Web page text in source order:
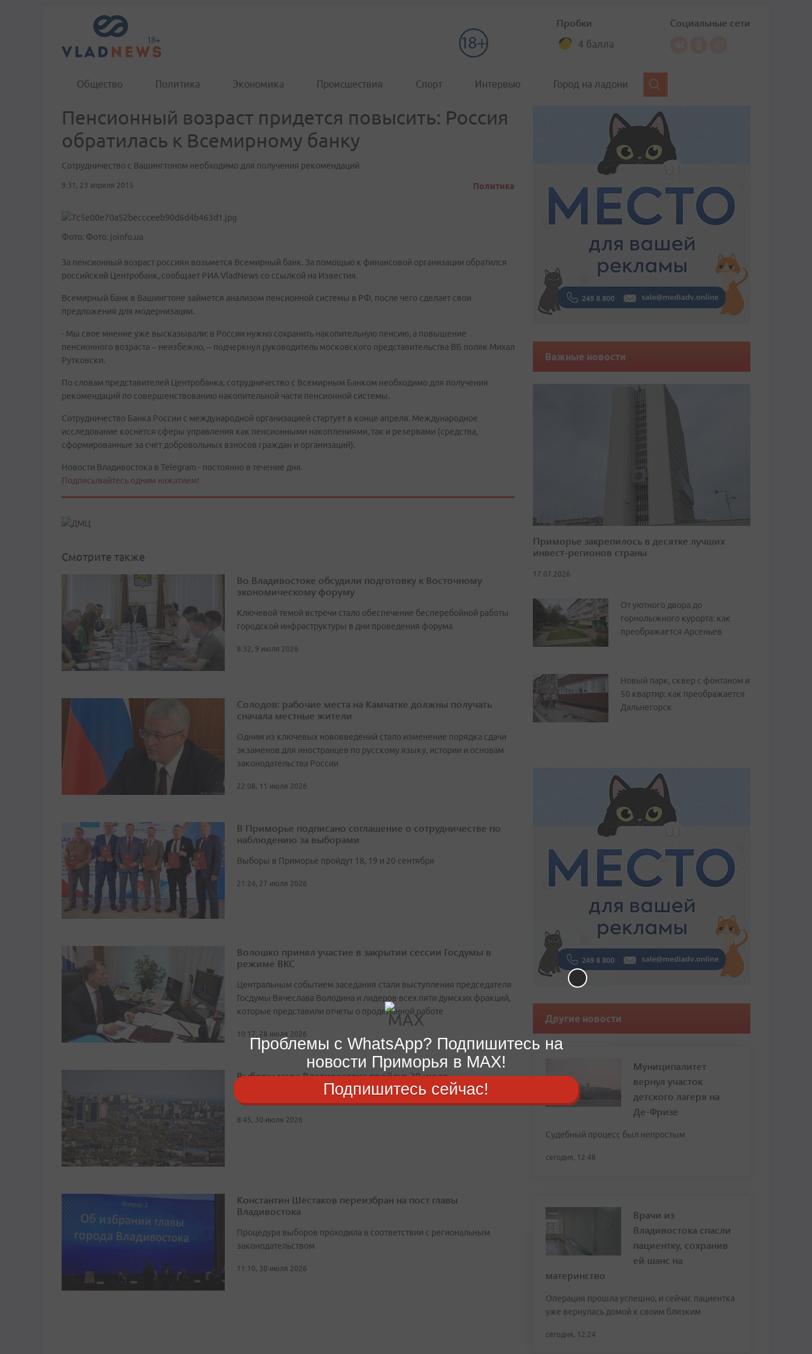
Пробки
4 балла
Социальные сети
Общество Политика Экономика Происшествия Спорт Интервью Город на ладони
Пенсионный возраст придется повысить: Россия
обратилась к Всемирному банку
Сотрудничество с Вашингтоном необходимо для получения рекомендаций
9:31, 23 апреля 2015 Политика
Фото: Фото: joinfo.ua
За пенсионный возраст россиян возьмется Всемирный банк. За помощью к финансовой организации обратился
российский Центробанк, сообщает РИА VladNews со ссылкой на Известия.
Всемирный банк в Вашингтоне займется анализом пенсионной системы в РФ, после чего сделает свои
предложения для модернизации.
- Мы свое мнение уже высказывали: в России нужно сохранить накопительную пенсию, а повышение
пенсионного возраста – неизбежно, – подчеркнул руководитель московского представительства ВБ поляк Михал
Рутковски.
По словам представителей Центробанка, сотрудничество с Всемирным Банком необходимо для получения
рекомендаций по совершенствованию накопительной части пенсионной системы.
Сотрудничество Банка России с международной организацией стартует в конце апреля. Международное
исследование коснется сферы управления как пенсионными накоплениями, так и резервами (средства,
сформированные за счет добровольных взносов граждан и организаций).
Новости Владивостока в Telegram - постоянно в течение дня.
Подписывайтесь одним нажатием!
Смотрите также
Во Владивостоке обсудили подготовку к Восточному
экономическому форуму
Ключевой темой встречи стало обеспечение бесперебойной работы
городской инфраструктуры в дни проведения форума
8:32, 9 июля 2026
Солодов: рабочие места на Камчатке должны получать
сначала местные жители
Одним из ключевых нововведений стало изменение порядка сдачи
экзаменов для иностранцев по русскому языку, истории и основам
законодательства России
22:08, 11 июля 2026
В Приморье подписано соглашение о сотрудничестве по
наблюдению за выборами
Выборы в Приморье пройдут 18, 19 и 20 сентября
21:24, 27 июля 2026
Волошко принял участие в закрытии сессии Госдумы в
режиме ВКС
Центральным событием заседания стали выступления председателя
Госдумы Вячеслава Володина и лидеров всех пяти думских фракций,
которые представили отчеты о проделанной работе
10:17, 28 июля 2026
Выборы мэра Владивостока пройдут 30 июля
Градоначальник избирается сроком на пять лет
8:45, 30 июля 2026
Константин Шестаков переизбран на пост главы
Владивостока
Процедура выборов проходила в соответствии с региональным
законодательством
11:10, 30 июля 2026
Важные новости
Приморье закрепилось в десятке лучших
инвест-регионов страны
17.07.2026
От уютного двора до
горнолыжного курорта: как
преображается Арсеньев
Новый парк, сквер с фонтаном и
50 квартир: как преображается
Дальнегорск
Другие новости
Муниципалитет
вернул участок
детского лагеря на
Де-Фризе
Судебный процесс был непростым
сегодня, 12:48
Врачи из
Владивостока спасли
пациентку, сохранив
ей шанс на
материнство
Операция прошла успешно, и сейчас пациентка
уже вернулась домой к своим близким
сегодня, 12:24
Проблемы с WhatsApp? Подпишитесь на
новости Приморья в MAX!
Подпишитесь сейчас!